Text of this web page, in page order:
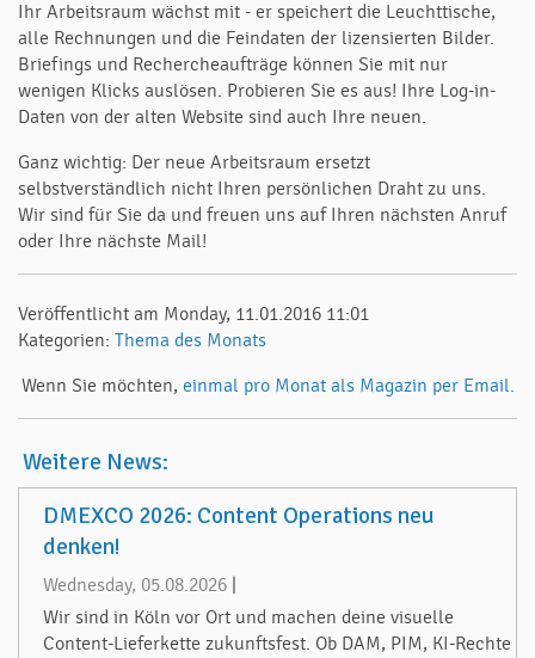
Ihr Arbeitsraum wächst mit - er speichert die Leuchttische,
alle Rechnungen und die Feindaten der lizensierten Bilder.
Briefings und Rechercheaufträge können Sie mit nur
wenigen Klicks auslösen. Probieren Sie es aus! Ihre Log-in-
Daten von der alten Website sind auch Ihre neuen.
Ganz wichtig: Der neue Arbeitsraum ersetzt
selbstverständlich nicht Ihren persönlichen Draht zu uns.
Wir sind für Sie da und freuen uns auf Ihren nächsten Anruf
oder Ihre nächste Mail!
Veröffentlicht am Monday, 11.01.2016 11:01
Kategorien: Thema des Monats
Wenn Sie möchten, einmal pro Monat als Magazin per Email.
Weitere News:
DMEXCO 2026: Content Operations neu
denken!
Wednesday, 05.08.2026
Wir sind in Köln vor Ort und machen deine visuelle
Content-Lieferkette zukunftsfest. Ob DAM, PIM, KI-Rechte